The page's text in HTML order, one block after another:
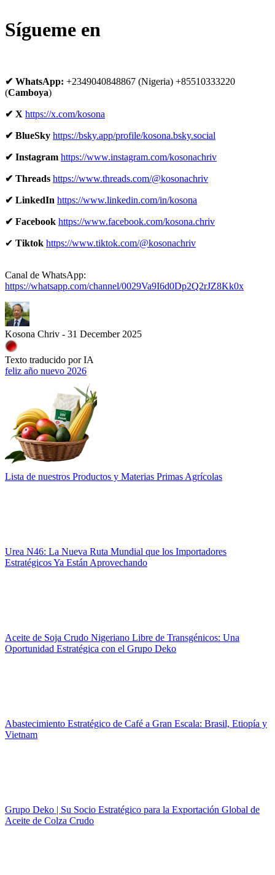
Sígueme en
✔ WhatsApp: +2349040848867 (Nigeria) +85510333220
(Camboya)
✔ X https://x.com/kosona
✔ BlueSky https://bsky.app/profile/kosona.bsky.social
✔ Instagram https://www.instagram.com/kosonachriv
✔ Threads https://www.threads.com/@kosonachriv
✔ LinkedIn https://www.linkedin.com/in/kosona
✔ Facebook https://www.facebook.com/kosona.chriv
✔ Tiktok https://www.tiktok.com/@kosonachriv
Canal de WhatsApp:
https://whatsapp.com/channel/0029Va9I6d0Dp2Q2rJZ8Kk0x
Kosona Chriv - 31 December 2025
Texto traducido por IA
feliz año nuevo 2026
Lista de nuestros Productos y Materias Primas Agrícolas
Urea N46: La Nueva Ruta Mundial que los Importadores
Estratégicos Ya Están Aprovechando
Aceite de Soja Crudo Nigeriano Libre de Transgénicos: Una
Oportunidad Estratégica con el Grupo Deko
Abastecimiento Estratégico de Café a Gran Escala: Brasil, Etiopía y
Vietnam
Grupo Deko | Su Socio Estratégico para la Exportación Global de
Aceite de Colza Crudo